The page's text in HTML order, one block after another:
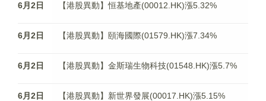
6月2日 【港股異動】恒基地產(00012.HK)漲5.32%
6月2日 【港股異動】頤海國際(01579.HK)漲7.34%
6月2日 【港股異動】金斯瑞生物科技(01548.HK)漲5.7%
6月2日 【港股異動】新世界發展(00017.HK)漲5.15%